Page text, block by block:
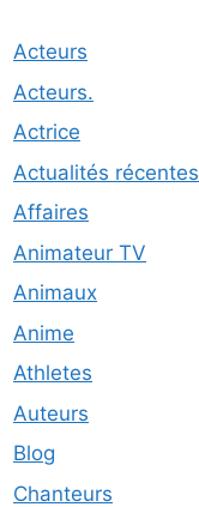
Acteurs
Acteurs.
Actrice
Actualités récentes
Affaires
Animateur TV
Animaux
Anime
Athletes
Auteurs
Blog
Chanteurs